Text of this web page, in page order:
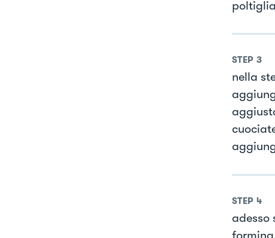
STEP 3
nella
STEP 4
adesso